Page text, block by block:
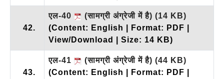
42.
एल-40 (सामग्री अंग्रेजी में है) (14 KB)
(Content: English | Format: PDF |
View/Download | Size: 14 KB)
43.
एल-41 (सामग्री अंग्रेजी में है) (44 KB)
(Content: English | Format: PDF |